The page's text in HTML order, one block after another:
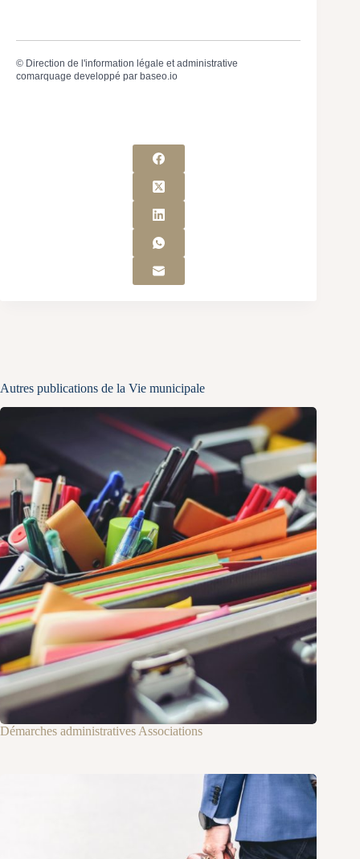
© Direction de l'information légale et administrative
comarquage developpé par baseo.io
Autres publications de la Vie municipale
Démarches administratives Associations